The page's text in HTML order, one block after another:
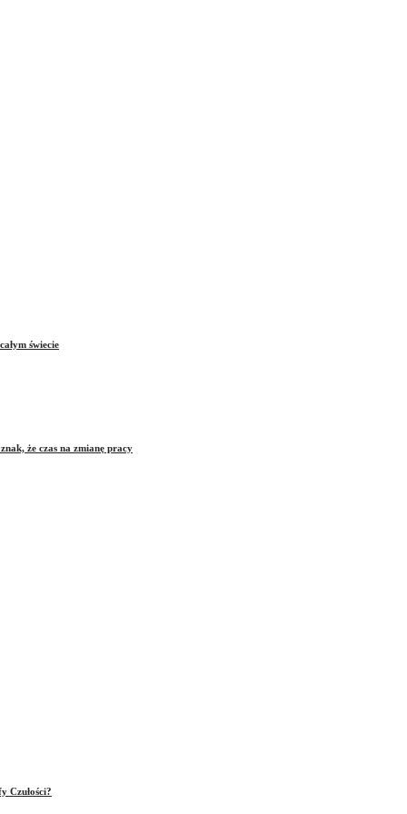
świecie
że czas na zmianę pracy
Czułości?